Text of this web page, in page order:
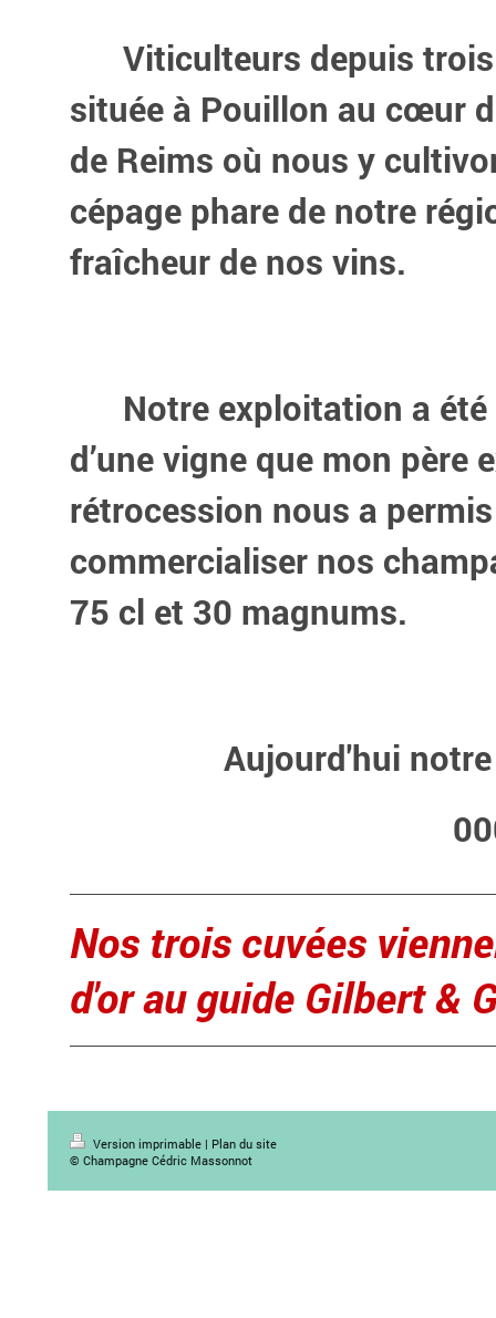
Viticulteurs depuis trois
située à Pouillon au cœur
de Reims où nous y
cépage phare de notre
fraîcheur de nos vins.
Notre exploitation a été
d’une vigne que mon
rétrocession nous a
commercialiser nos
75 cl et 30 magnums.
Aujourd'hui
Nos trois cuvées
d'or au guide Gilbert &
Version imprimable | Plan du site
© Champagne Cédric Massonnot